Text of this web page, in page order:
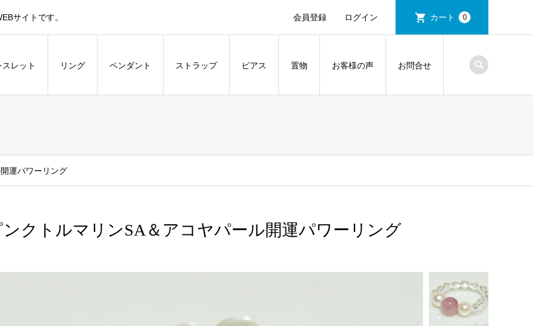
サイトです。 会員登録 ログイン カート 0
スレット リング ペンダント ストラップ ピアス 置物 お客様の声 お問合せ
運パワーリング
クトルマリンSA＆アコヤパール開運パワーリング